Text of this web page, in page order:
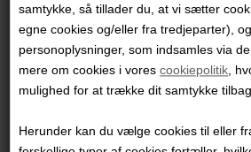
samtykke, så tillader du, at vi sætter
egne cookies og/eller fra tredjeparter),
personoplysninger, som indsamles via
mere om cookies i vorescookiepolitik ,
mulighed for at trække dit samtykke
Herunder kan du vælge cookies til eller
var på højdepunktet af sin karriere.
udkom i talrige lande, og
berømmelse voksede eksplosivt.
samtidig at gøre sig fri af
mod samtidskunst. Og da han